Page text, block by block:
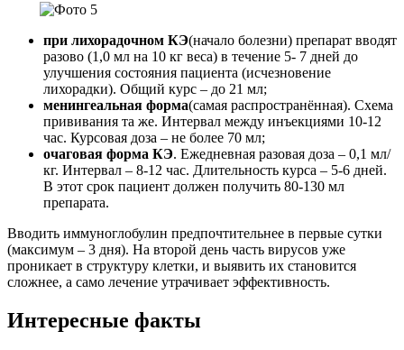
при лихорадочном КЭ(начало болезни) препарат вводят
разово (1,0 мл на 10 кг веса) в течение 5- 7 дней до
улучшения состояния пациента (исчезновение
лихорадки). Общий курс – до 21 мл;
менингеальная форма(самая распространённая). Схема
прививания та же. Интервал между инъекциями 10-12
час. Курсовая доза – не более 70 мл;
очаговая форма КЭ. Ежедневная разовая доза – 0,1 мл/
кг. Интервал – 8-12 час. Длительность курса – 5-6 дней.
В этот срок пациент должен получить 80-130 мл
препарата.
Вводить иммуноглобулин предпочтительнее в первые сутки
(максимум – 3 дня). На второй день часть вирусов уже
проникает в структуру клетки, и выявить их становится
сложнее, а само лечение утрачивает эффективность.
Интересные факты